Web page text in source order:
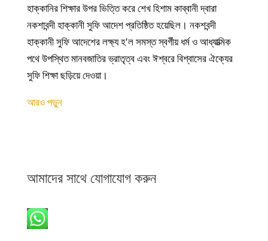
হাক্কানির শিক্ষার উপর ভিত্তি করে শেখ হিশাম কাব্বানী দ্বারা
নকশাবন্দী হাক্কানী সুফি আদেশ প্রতিষ্ঠিত হয়েছিল। নকশবন্দী
হাক্কানী সুফি আদেশের লক্ষ্য হ'ল সমস্ত স্বর্গীয় ধর্ম ও আধ্যাত্মিক
পথে উপস্থিত মানবজাতির ভ্রাতৃত্ব এবং ঈশ্বরে বিশ্বাসের ঐক্যের
সুফি শিক্ষা ছড়িয়ে দেওয়া।
আরও পড়ুন
আমাদের সাথে যোগাযোগ করুন
হোয়াটসঅ্যাপ: +1 240-499-5704